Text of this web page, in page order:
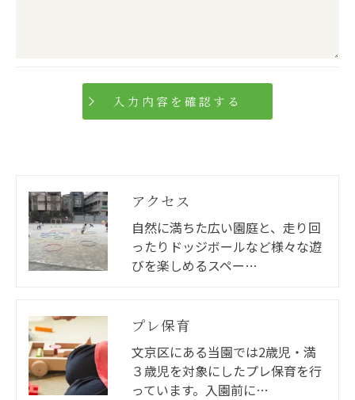
個人情報の開示･訂正･削除・利用停止の具体的手続
アクセス
自然に満ちた広い園庭と、走り回
ったりドッジボールなど様々な遊
びを楽しめるスペー…
プレ保育
文京区にある当園では2歳児・満
３歳児を対象にしたプレ保育を行
っています。入園前に…